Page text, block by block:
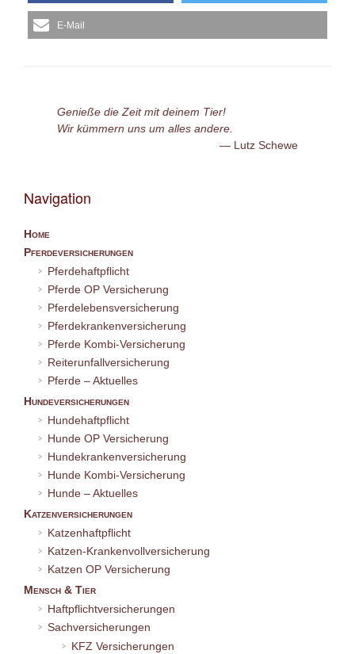
E-Mail
Genieße die Zeit mit deinem Tier!
Wir kümmern uns um alles andere.
Lutz Schewe
Navigation
Home
Pferdeversicherungen
Pferdehaftpflicht
Pferde OP Versicherung
Pferdelebensversicherung
Pferdekrankenversicherung
Pferde Kombi-Versicherung
Reiterunfallversicherung
Pferde – Aktuelles
Hundeversicherungen
Hundehaftpflicht
Hunde OP Versicherung
Hundekrankenversicherung
Hunde Kombi-Versicherung
Hunde – Aktuelles
Katzenversicherungen
Katzenhaftpflicht
Katzen-Krankenvollversicherung
Katzen OP Versicherung
Mensch & Tier
Haftpflichtversicherungen
Sachversicherungen
KFZ Versicherungen